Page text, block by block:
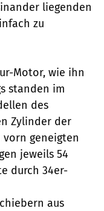
liegenden
zu
Motor, wie ihn
standen im
des
Zylinder der
vorn geneigten
jeweils 54
durch 34er-
aus